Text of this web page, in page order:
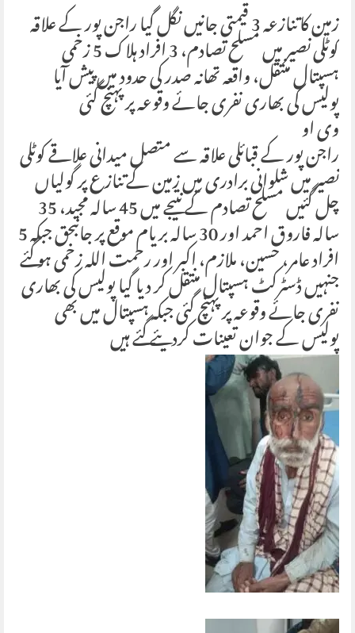
زمین کا تنازعہ 3 قیمتی جانیں نگل گیا راجن پور کے علاقہ
کوٹلی نصیر میں مسلح تصادم، 3 افراد ہلاک 5 زخمی
ہسپتال منتقل، واقعہ تھانہ صدر کی حدود میں پیش آیا
پولیس کی بھاری نفری جائے وقوعہ پر پہنچ گئی
وی او
راجن پور کے قبائلی علاقہ سے متصل میدانی علاقے کوٹلی
نصیر میں شلوانی برادری میں زمین کے تنازع پر گولیاں
چل گئیں مسلح تصادم کے نتیجے میں 45 سالہ مجید، 35سالہ فاروق احمد اور 30 سالہ بریام موقع پر جانبحق جبکہ 5
افراد عامر، حسین، ملازم، اکبر اور رحمت اللہ زخمی ہو گئے
جنہیں ڈسٹرکٹ ہسپتال منتقل کر دیا گیا پولیس کی بھاری
نفری جائے وقوعہ پر پہنچ گئی جبکہ ہسپتال میں بھی
پولیس کے جوان تعینات کردیئے گئے ہیں